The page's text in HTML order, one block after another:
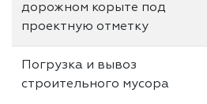
дорожном корыте под
проектную отметку
Погрузка и вывоз
строительного мусора